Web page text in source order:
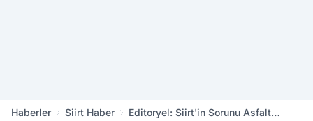
Haberler Siirt Haber
Editoryel: Siirt'in Sorunu Asfalt